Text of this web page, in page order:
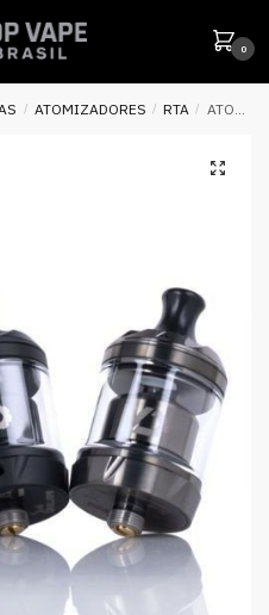
0
/ ATOMIZADORES / RTA / ATOMIZADOR MD RTA 24MM MTL – HELLVAPE